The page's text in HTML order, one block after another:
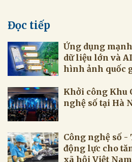
Đọc tiếp
Ứng dụng
dữ liệu lớn và
hình ảnh quốc
Khởi công Khu
nghệ số tại Hà
Công nghệ số -
động lực cho
xã hội Việt Nam